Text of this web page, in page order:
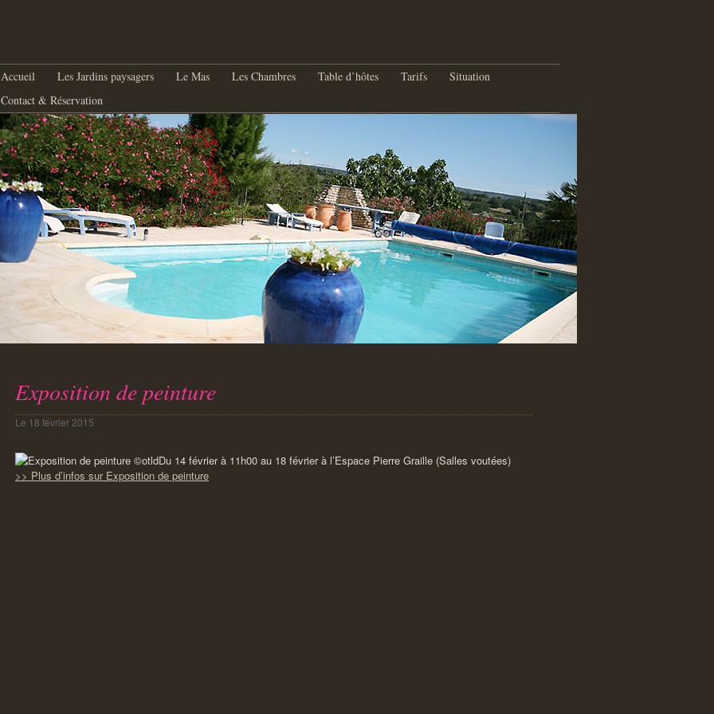
principal
Aller au contenu principal
Aller au contenu secondaire
Accueil Les Jardins paysagers Le Mas Les Chambres Table d’hôtes Tarifs
Situation
Contact & Réservation
Exposition de peinture
Le 18 février 2015
Du 14 février à 11h00 au 18 février à l’Espace Pierre Graille (Salles voutées)
>> Plus d’infos sur Exposition de peinture